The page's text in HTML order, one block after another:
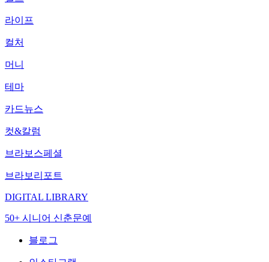
라이프
컬처
머니
테마
카드뉴스
컷&칼럼
브라보스페셜
브라보리포트
DIGITAL LIBRARY
50+ 시니어 신춘문예
블로그